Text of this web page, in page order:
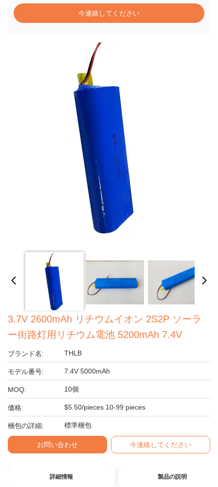
今連絡してください
3.7V 2600mAh リチウムイオン 2S2P ソーラ
ー街路灯用リチウム電池 5200mAh 7.4V
ブランド名: THLB
モデル番号: 7.4V 5000mAh
MOQ: 10個
価格: $5.50/pieces 10-99 pieces
梱包の詳細: 標準梱包
お問い合わせ 今連絡してください
詳細情報 製品の説明